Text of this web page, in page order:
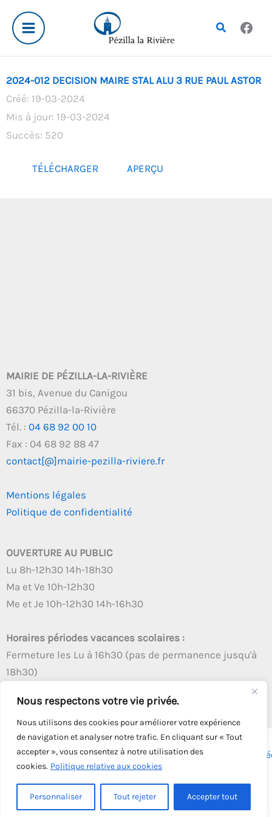
Nous respectons votre vie privée.
Nous utilisons des cookies pour améliorer votre expérience
de navigation et analyser notre trafic. En cliquant sur « Tout
accepter », vous consentez à notre utilisation des
cookies. Politique relative aux cookies
Personnaliser Tout rejeter Accepter tout
contenu
Rechercher
2024-012 DECISION MAIRE STAL ALU 3 RUE PAUL ASTOR
Créé: 19-03-2024
Mis à jour: 19-03-2024
Succès: 520
TÉLÉCHARGER APERÇU
MAIRIE DE PÉZILLA-LA-RIVIÈRE
31 bis, Avenue du Canigou
66370 Pézilla-la-Rivière
Tél. : 04 68 92 00 10
Fax : 04 68 92 88 47
contact[@]mairie-pezilla-riviere.fr
Mentions légales
Politique de confidentialité
OUVERTURE AU PUBLIC
Lu 8h-12h30 14h-18h30
Ma et Ve 10h-12h30
Me et Je 10h-12h30 14h-16h30
Horaires périodes vacances scolaires :
Fermeture les Lu à 16h30 (pas de permanence jusqu'à
18h30)
Copyright © 2026 - Tous droits réservés - | Webmaster
Solution